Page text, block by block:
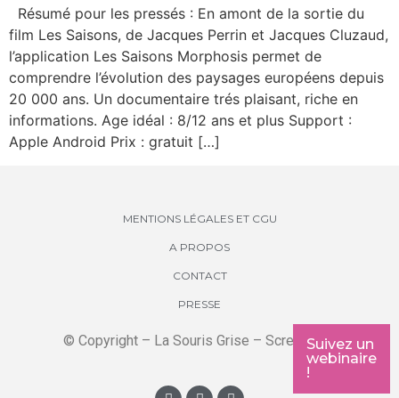
Suivez un
webinaire
!
Résumé pour les pressés : En amont de la sortie du
film Les Saisons, de Jacques Perrin et Jacques Cluzaud,
l’application Les Saisons Morphosis permet de
comprendre l’évolution des paysages européens depuis
20 000 ans. Un documentaire trés plaisant, riche en
informations. Age idéal : 8/12 ans et plus Support :
Apple Android Prix : gratuit […]
MENTIONS LÉGALES ET CGU
A PROPOS
CONTACT
PRESSE
© Copyright – La Souris Grise – Screenkids